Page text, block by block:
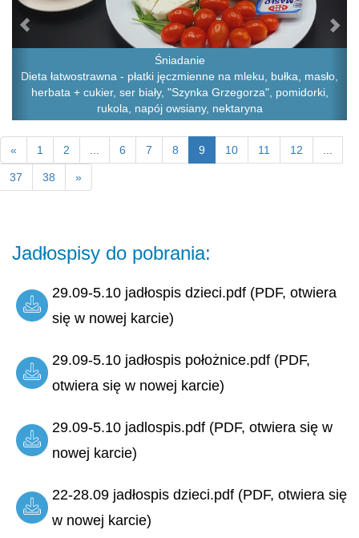
Śniadanie
Dieta łatwostrawna - płatki jęczmienne na mleku, bułka, masło,
herbata + cukier, ser biały, "Szynka Grzegorza", pomidorki,
rukola, napój owsiany, nektaryna
« 1 2 6 7 8 9 10 11 12
37 38 »
Jadłospisy do pobrania:
29.09-5.10 jadłospis dzieci.pdf (PDF, otwiera
się w nowej karcie)
29.09-5.10 jadłospis położnice.pdf (PDF,
otwiera się w nowej karcie)
29.09-5.10 jadlospis.pdf (PDF, otwiera się w
nowej karcie)
22-28.09 jadłospis dzieci.pdf (PDF, otwiera się
w nowej karcie)